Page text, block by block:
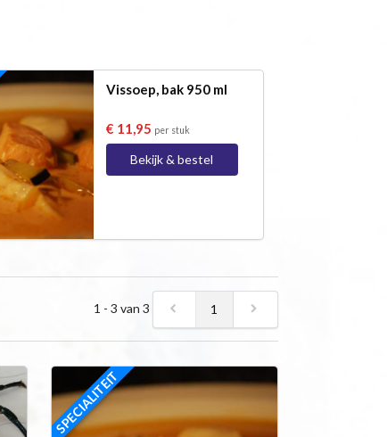
Vissoep, bak 950 ml
€ 11,95 per stuk
Bekijk & bestel
1 - 3 van 3 1
SPECIALITEIT